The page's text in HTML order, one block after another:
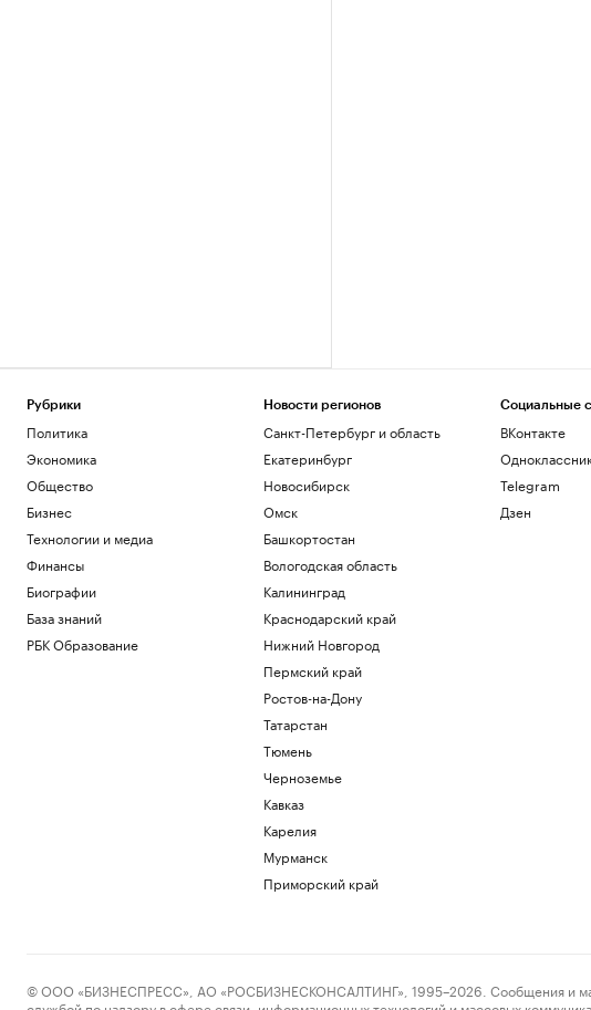
Рубрики
Политика
Экономика
Общество
Бизнес
Технологии и медиа
Финансы
Биографии
База знаний
РБК Образование
Новости регионов
Санкт-Петербург и область
Екатеринбург
Новосибирск
Омск
Башкортостан
Вологодская область
Калининград
Краснодарский край
Нижний Новгород
Пермский край
Ростов-на-Дону
Татарстан
Тюмень
Черноземье
Кавказ
Карелия
Мурманск
Приморский край
Социальные
ВКонтакте
Telegram
Дзен
© ООО «БИЗНЕСПРЕСС», АО «РОСБИЗНЕСКОНСАЛТИНГ», 1995–2026. Сообщения и